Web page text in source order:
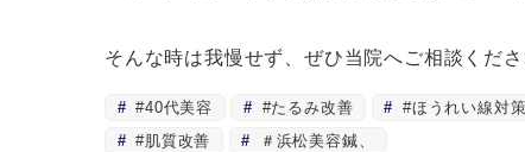
そんな時は我慢せず、ぜひ当院へご相談くだ
#40代美容 #たるみ改善 #ほうれい線対策
#肌質改善
＃浜松美容鍼、